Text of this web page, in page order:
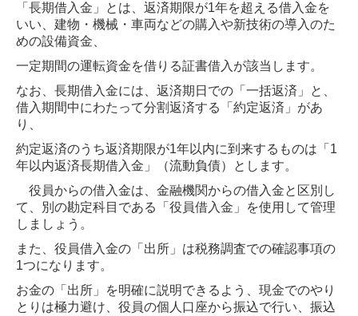
「長期借入金」とは、返済期限が1年を超える借入金を
いい、建物・機械・車両などの購入や新技術の導入のた
めの設備資金、
一定期間の運転資金を借りる証書借入が該当します。
なお、長期借入金には、返済期日での「一括返済」と、
借入期間中にわたって分割返済する「約定返済」があ
り、
約定返済のうち返済期限が1年以内に到来するものは「1
年以内返済長期借入金」（流動負債）とします。
役員からの借入金は、金融機関からの借入金と区別し
て、別の勘定科目である「役員借入金」を使用して管理
しましょう。
また、役員借入金の「出所」は税務調査での確認事項の
1つになります。
お金の「出所」を明確に説明できるよう、現金でのやり
とりは極力避け、役員の個人口座から振込で行い、振込